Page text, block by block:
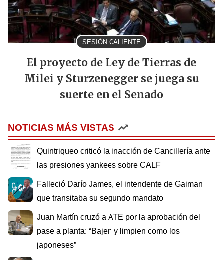
SESIÓN CALIENTE
El proyecto de Ley de Tierras de
Milei y Sturzenegger se juega su
suerte en el Senado
NOTICIAS MÁS VISTAS
Quintriqueo criticó la inacción de Cancillería ante
las presiones yankees sobre CALF
Falleció Darío James, el intendente de Gaiman
que transitaba su segundo mandato
Juan Martín cruzó a ATE por la aprobación del
pase a planta: “Bajen y limpien como los
japoneses”